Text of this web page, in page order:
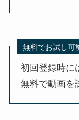
無料でお試し可
初回登録時に
無料で動画を